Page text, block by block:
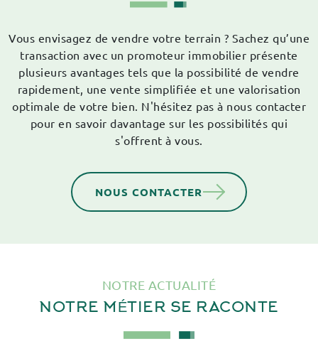
Vous envisagez de vendre votre terrain ? Sachez qu’une
transaction avec un promoteur immobilier présente
plusieurs avantages tels que la possibilité de vendre
rapidement, une vente simplifiée et une valorisation
optimale de votre bien. N'hésitez pas à nous contacter
pour en savoir davantage sur les possibilités qui
s'offrent à vous.
NOUS CONTACTER
NOTRE ACTUALITÉ
NOTRE MÉTIER SE RACONTE